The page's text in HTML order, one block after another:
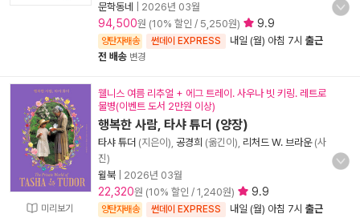
문학동네
2026년 03월
94,500원 (10% 할인 / 5,250원) 9.9
양탄자배송 썬데이 EXPRESS 내일 (월) 아침 7시 출근
전 배송 변경
미리보기
웰니스 여름 리추얼 + 에그 트레이. 사우나 빗 키링. 레트로
물병(이벤트 도서 2만원 이상)
행복한 사람, 타샤 튜더 (양장)
타샤 튜더 (지은이), 공경희 (옮긴이), 리처드 W. 브라운(사
진)
윌북
2026년 03월
22,320원 (10% 할인 / 1,240원) 9.9
양탄자배송 썬데이 EXPRESS 내일 (월) 아침 7시 출근